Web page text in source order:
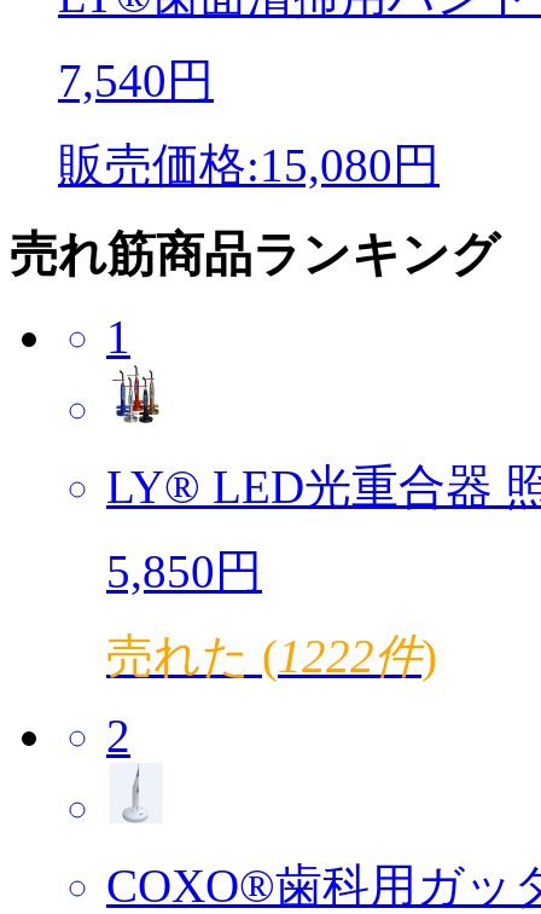
7,540円
販売価格:15,080円
売れ筋商品ランキング
1
LY® LED光重合器
5,850円
売れた (1222件)
2
COXO®歯科用ガッ